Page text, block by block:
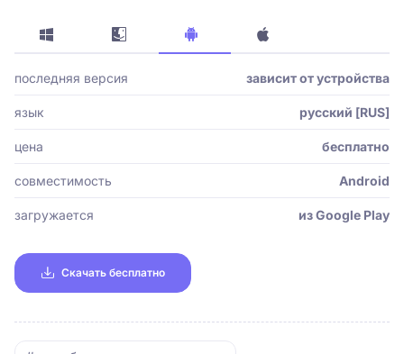
Скачать бесплатно
последняя версия зависит от устройства
язык русский [RUS]
цена бесплатно
совместимость Android
загружается из Google Play